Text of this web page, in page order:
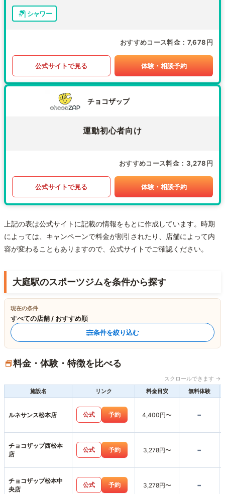
シャワー
おすすめコース料金 7,678円
公式サイトで見る 体験・相談予約
チョコザップ
運動初心者向け
おすすめコース料金 3,278円
公式サイトで見る 体験・相談予約
上記の表は公式サイトに記載の情報をもとに作成しています。時期
によっては、キャンペーンで料金が割引されたり、店舗によって内
容が変わることもありますので、公式サイトでご確認ください。
大庭駅のスポーツジムを条件から探す
現在の条件
すべての店舗 / おすすめ順
条件を絞り込む
料金・体験・特徴を比べる
スクロールできます →
施設名
リンク 料金目安 無料体験
ルネサンス松本店 公式 予約 4,400円〜 -
チョコザップ西松本
店
公式 予約 3,278円〜 -
チョコザップ松本中
央店
公式 予約 3,278円〜 -